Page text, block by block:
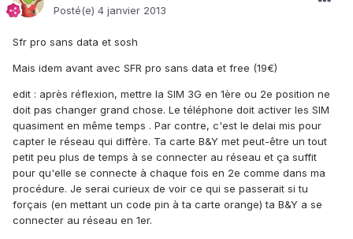
Posté(e) 4 janvier 2013
Sfr pro sans data et sosh
Mais idem avant avec SFR pro sans data et free (19€)
edit : après réflexion, mettre la SIM 3G en 1ère ou 2e position ne
doit pas changer grand chose. Le téléphone doit activer les SIM
quasiment en même temps . Par contre, c'est le delai mis pour
capter le réseau qui diffère. Ta carte B&Y met peut-être un tout
petit peu plus de temps à se connecter au réseau et ça suffit
pour qu'elle se connecte à chaque fois en 2e comme dans ma
procédure. Je serai curieux de voir ce qui se passerait si tu
forçais (en mettant un code pin à ta carte orange) ta B&Y a se
connecter au réseau en 1er.